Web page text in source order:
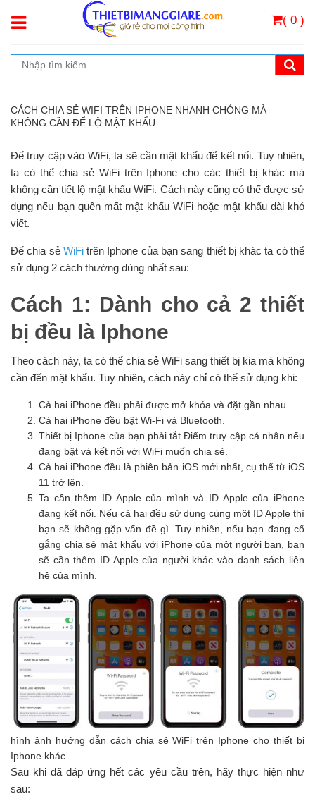
( 0 )
CÁCH CHIA SẺ WIFI TRÊN IPHONE NHANH CHÓNG MÀ
KHÔNG CẦN ĐỂ LỘ MẬT KHẨU
Để truy cập vào WiFi, ta sẽ cần mật khẩu để kết nối. Tuy nhiên,
ta có thể chia sẻ WiFi trên Iphone cho các thiết bị khác mà
không cần tiết lộ mật khẩu WiFi. Cách này cũng có thể được sử
dụng nếu bạn quên mất mật khẩu WiFi hoặc mật khẩu dài khó
viết.
Để chia sẻ WiFitrên Iphone của bạn sang thiết bị khác ta có thể
sử dụng 2 cách thường dùng nhất sau:
Cách 1: Dành cho cả 2 thiết
bị đều là Iphone
Theo cách này, ta có thể chia sẻ WiFi sang thiết bị kia mà không
cần đến mật khẩu. Tuy nhiên, cách này chỉ có thể sử dụng khi:
Cả hai iPhone đều phải được mở khóa và đặt gần nhau.
Cả hai iPhone đều bật Wi-Fi và Bluetooth.
Thiết bị Iphone của bạn phải tắt Điểm truy cập cá nhân nếu
đang bật và kết nối với WiFi muốn chia sẻ.
Cả hai iPhone đều là phiên bản iOS mới nhất, cụ thể từ iOS
11 trở lên.
Ta cần thêm ID Apple của mình và ID Apple của iPhone
đang kết nối. Nếu cả hai đều sử dụng cùng một ID Apple thì
bạn sẽ không gặp vấn đề gì. Tuy nhiên, nếu bạn đang cố
gắng chia sẻ mật khẩu với iPhone của một người bạn, bạn
sẽ cần thêm ID Apple của người khác vào danh sách liên
hệ của mình.
hình ảnh hướng dẫn cách chia sẻ WiFi trên Iphone cho thiết bị
Iphone khác
Sau khi đã đáp ứng hết các yêu cầu trên, hãy thực hiện như
sau: